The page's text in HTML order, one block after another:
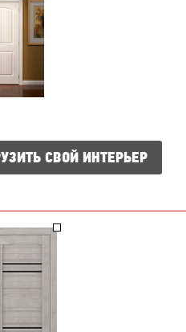
СВОЙ ИНТЕРЬЕР